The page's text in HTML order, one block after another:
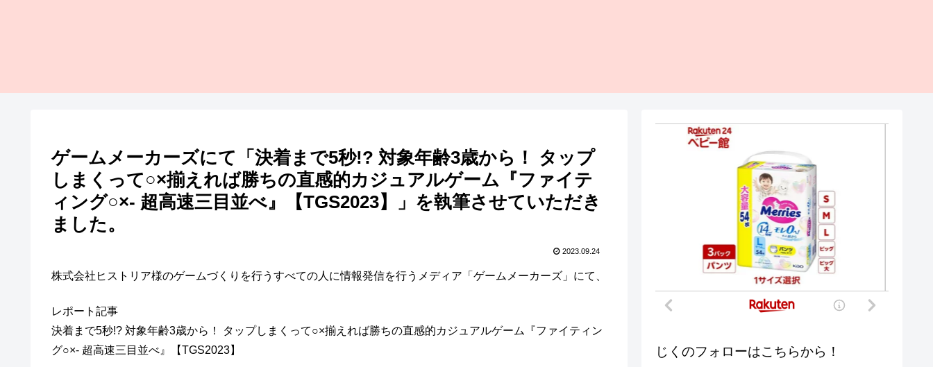
ゲームメーカーズにて「決着まで5秒!? 対象年齢3歳から！ タップ
しまくって○×揃えれば勝ちの直感的カジュアルゲーム『ファイテ
ィング○×- 超高速三目並べ』【TGS2023】」を執筆させていただき
ました。
2023.09.24
株式会社ヒストリア様のゲームづくりを行うすべての人に情報発信を行うメディア「ゲームメーカーズ」にて、
レポート記事
決着まで5秒!? 対象年齢3歳から！ タップしまくって○×揃えれば勝ちの直感的カジュアルゲーム『ファイティン
グ○×- 超高速三目並べ』【TGS2023】
じくのフォローはこちらから！